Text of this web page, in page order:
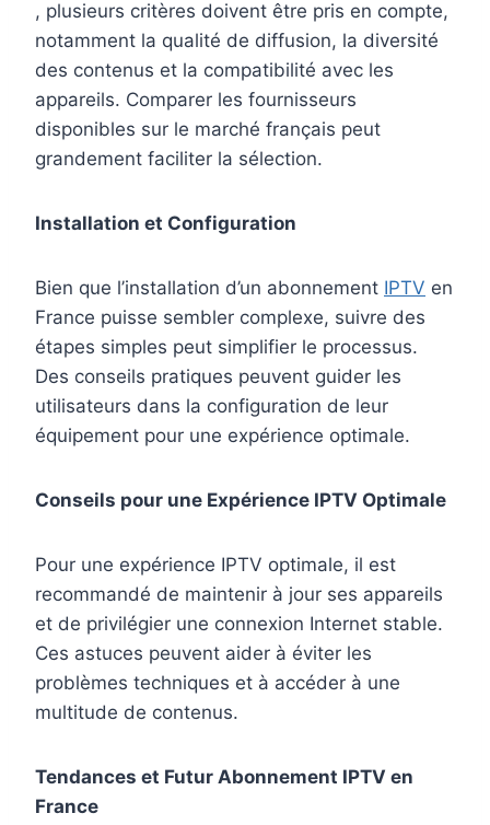
, plusieurs critères doivent être pris en compte,
notamment la qualité de diffusion, la diversité
des contenus et la compatibilité avec les
appareils. Comparer les fournisseurs
disponibles sur le marché français peut
grandement faciliter la sélection.
Installation et Configuration
Bien que l’installation d’un abonnement IPTV en
France puisse sembler complexe, suivre des
étapes simples peut simplifier le processus.
Des conseils pratiques peuvent guider les
utilisateurs dans la configuration de leur
équipement pour une expérience optimale.
Conseils pour une Expérience IPTV Optimale
Pour une expérience IPTV optimale, il est
recommandé de maintenir à jour ses appareils
et de privilégier une connexion Internet stable.
Ces astuces peuvent aider à éviter les
problèmes techniques et à accéder à une
multitude de contenus.
Tendances et Futur Abonnement IPTV en
France